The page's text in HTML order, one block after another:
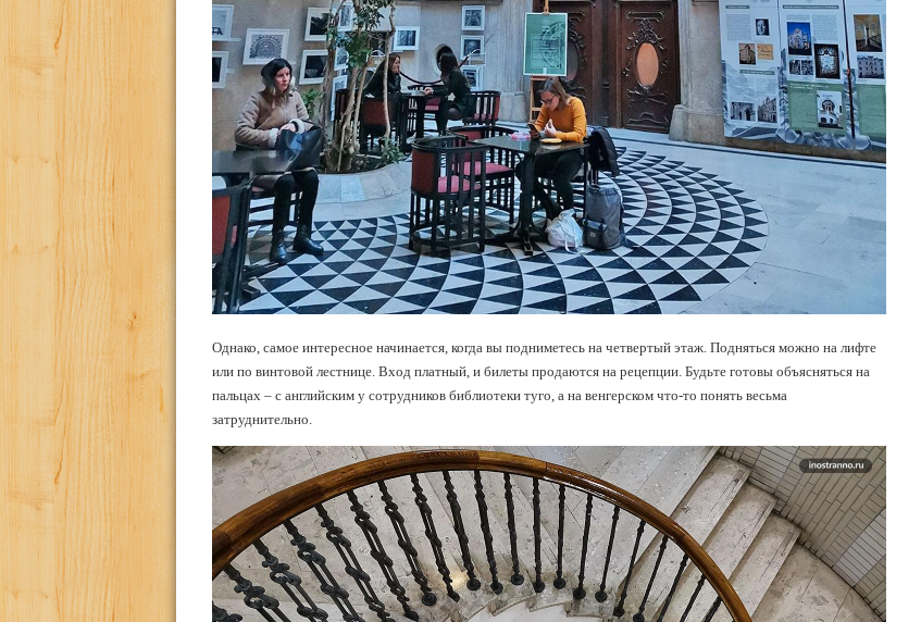
Однако, самое интересное начинается, когда вы подниметесь на четвертый этаж. Подняться можно на лифте
или по винтовой лестнице. Вход платный, и билеты продаются на рецепции. Будьте готовы объясняться на
пальцах – с английским у сотрудников библиотеки туго, а на венгерском что-то понять весьма
затруднительно.